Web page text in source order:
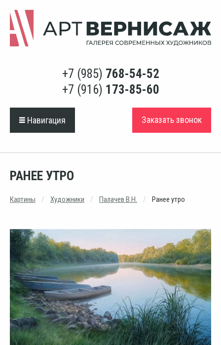
+7 (985) 768-54-52
+7 (916) 173-85-60
Навигация Заказать звонок
РАНЕЕ УТРО
Картины Художники Палачев В.Н. Ранее утро